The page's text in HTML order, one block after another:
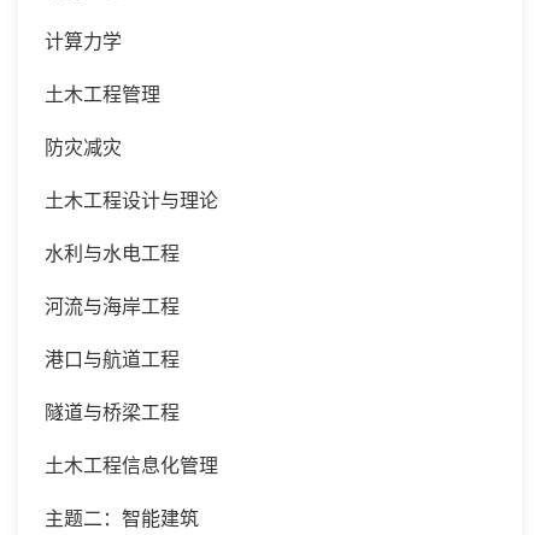
计算力学
土木工程管理
防灾减灾
土木工程设计与理论
水利与水电工程
河流与海岸工程
港口与航道工程
隧道与桥梁工程
土木工程信息化管理
主题二： 智能建筑